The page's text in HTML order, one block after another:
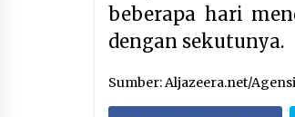
beberapa hari
dengan sekutunya.
Sumber: Aljazeera.net/Agensi